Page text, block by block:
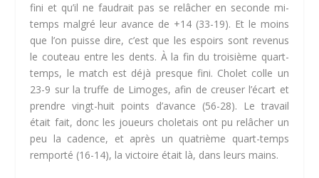
fini et qu’il ne faudrait pas se relâcher en seconde mi-
temps malgré leur avance de +14 (33-19). Et le moins
que l’on puisse dire, c’est que les espoirs sont revenus
le couteau entre les dents. À la fin du troisième quart-
temps, le match est déjà presque fini. Cholet colle un
23-9 sur la truffe de Limoges, afin de creuser l’écart et
prendre vingt-huit points d’avance (56-28). Le travail
était fait, donc les joueurs choletais ont pu relâcher un
peu la cadence, et après un quatrième quart-temps
remporté (16-14), la victoire était là, dans leurs mains.